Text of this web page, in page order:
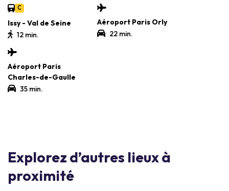
C
Issy - Val de Seine
12 min.
Aéroport Paris Orly
22 min.
Aéroport Paris
Charles-de-Gaulle
35 min.
Explorez d’autres lieux à
proximité